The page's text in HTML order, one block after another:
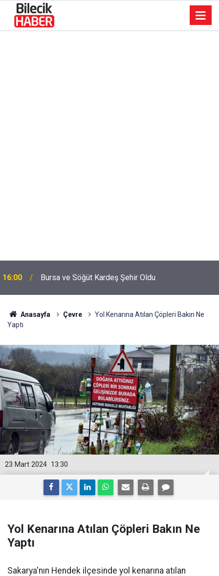
16:00 Bursa ve Söğüt Kardeş Şehir Oldu
Anasayfa Çevre
Yol Kenarına Atılan Çöpleri Bakın Ne
Yaptı
13:30
23 Mart 2024
Yol Kenarına Atılan Çöpleri Bakın Ne
Yaptı
Sakarya'nın Hendek ilçesinde yol kenarına atılan